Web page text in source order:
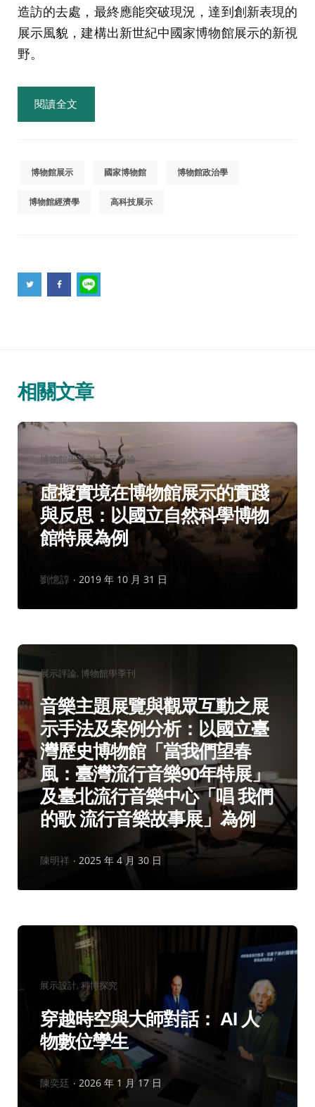
造訪的去處，最終應能突破現況，達到創新表現的
展示風貌，建構出新世紀中國家博物館展示的新視
野。
閱讀全文
博物館展示 國家博物館 博物館政治學
博物館經濟學 高科技展示
相關文章
分
類：
博物館學季刊 展示評論
虛擬實境在博物館展示的實踐
與反思：以國立自然科學博物
館特展為例
作
劉憶諄 2019 年 10 月 31 日
分
類：
展示評論 博物館學季刊
音樂主題展覽與觀眾互動之展
示手法及案例分析：以國立臺
灣歷史博物館「當我們望春
風：臺灣流行音樂90年特展」
及臺北流行音樂中心「唱 我們
的歌 流行音樂故事展」為例
作
陳明祥 2025 年 4 月 30 日
分
類：
展示設計 科博探究
穿越時空與大師對話： AI 人
物數位孿生
作
陳奕廷 2026 年 1 月 17 日